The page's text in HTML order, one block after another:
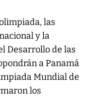
las
y la
Desarrollo de las
a Panamá
Mundial de
los